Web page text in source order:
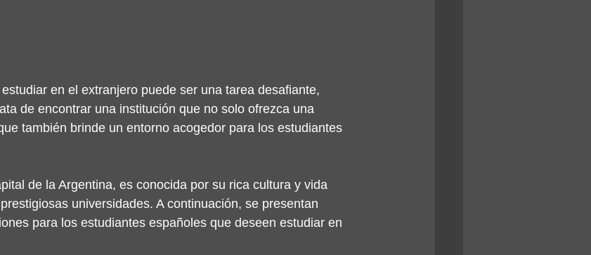
en el extranjero puede ser una tarea desafiante,
de encontrar una institución que no solo ofrezca una
también brinde un entorno acogedor para los estudiantes
de la Argentina, es conocida por su rica cultura y vida
universidades. A continuación, se presentan
para los estudiantes españoles que deseen estudiar en